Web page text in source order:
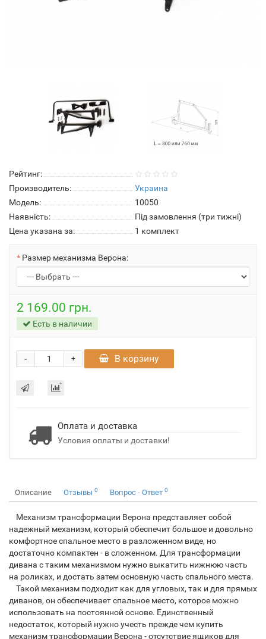
Рейтинг:
Производитель:
Украина
Модель:
10050
Наявність:
Під замовлення (три тижні)
Цена указана за:
1 комплект
Размер механизма Верона:
2 169.00 грн.
Есть в наличии
+
- В корзину
Оплата и доставка
Условия оплаты и доставки!
Описание Отзывы 0 Вопрос - Ответ 0
Механизм трансформации Верона представляет собой
надежный механизм, который обеспечит большое и довольно
комфортное спальное место в разложенном виде, но
достаточно компактен - в сложенном. Для трансформации
дивана с таким механизмом нужно выкатить нижнюю часть
на роликах, и достать затем основную часть спального места.
Такой механизм подходит как для угловых, так и для прямых
диванов, он обеспечивает спальное место, которое можно
использовать на постоянной основе. Единственный
недостаток, который нужно учесть прежде чем купить
механизм трансформации Верона - отсутствие ящиков для